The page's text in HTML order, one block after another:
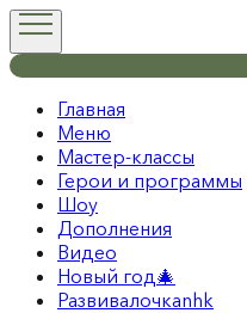
Главная
Меню
Мастер-классы
Герои и программы
Шоу
Дополнения
Видео
Новый год🎄
Развивалочкаnhk